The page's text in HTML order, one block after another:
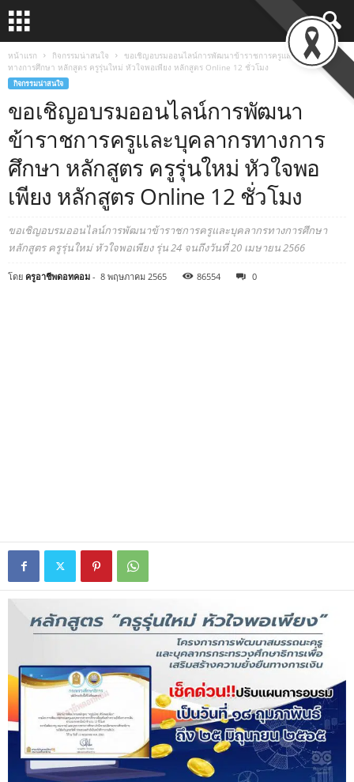
หน้าแรก กิจกรรมน่าสนใจ
ขอเชิญอบรมออนไลน์การพัฒนาข้าราชการครูและบุคลากร
ทางการศึกษา หลักสูตร ครูรุ่นใหม่ หัวใจพอเพียง หลักสูตร Online 12 ชั่วโมง
กิจกรรมน่าสนใจ
ขอเชิญอบรมออนไลน์การพัฒนา
ข้าราชการครูและบุคลากรทางการ
ศึกษา หลักสูตร ครูรุ่นใหม่ หัวใจพอ
เพียง หลักสูตร Online 12 ชั่วโมง
ขอเชิญอบรมออนไลน์การพัฒนาข้าราชการครูและบุคลากรทางการศึกษา
หลักสูตร ครูรุ่นใหม่ หัวใจพอเพียง รุ่น 24 จนถึงวันที่ 20 เมษายน 2566
โดย ครูอาชีพดอทคอม - 8 พฤษภาคม 2565 86554 0